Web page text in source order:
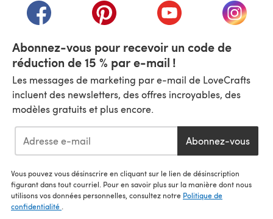
(s'ouvre dans un nouvel onglet)
(s'ouvre dans un nouvel onglet)
(s'ouvre dans un(s'ouvre
Abonnez-vous pour recevoir un code de
réduction de 15 % par e-mail !
Les messages de marketing par e-mail de LoveCrafts
incluent des newsletters, des offres incroyables, des
modèles gratuits et plus encore.
Abonnez-vous
Vous pouvez vous désinscrire en cliquant sur le lien de désinscription
figurant dans tout courriel. Pour en savoir plus sur la manière dont nous
utilisons vos données personnelles, consultez notre Politique de
confidentialité